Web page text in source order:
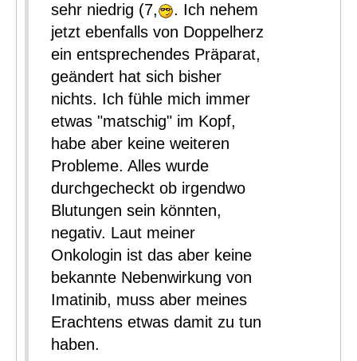
sehr niedrig (7,
. Ich nehem
jetzt ebenfalls von Doppelherz
ein entsprechendes Präparat,
geändert hat sich bisher
nichts. Ich fühle mich immer
etwas "matschig" im Kopf,
habe aber keine weiteren
Probleme. Alles wurde
durchgecheckt ob irgendwo
Blutungen sein könnten,
negativ. Laut meiner
Onkologin ist das aber keine
bekannte Nebenwirkung von
Imatinib, muss aber meines
Erachtens etwas damit zu tun
haben.